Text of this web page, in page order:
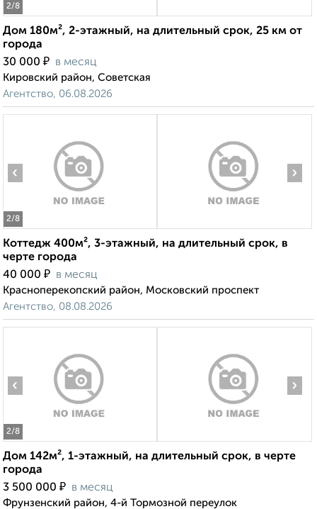
2/8
Дом 180м², 2-этажный, на длительный срок, 25 км от
города
30 000 ₽ в месяц
Кировский район, Советская
Агентство, 06.08.2026
2/8
‹ ›
Коттедж 400м², 3-этажный, на длительный срок, в
черте города
40 000 ₽ в месяц
Красноперекопский район, Московский проспект
Агентство, 08.08.2026
2/8
‹ ›
Дом 142м², 1-этажный, на длительный срок, в черте
города
3 500 000 ₽ в месяц
Фрунзенский район, 4-й Тормозной переулок